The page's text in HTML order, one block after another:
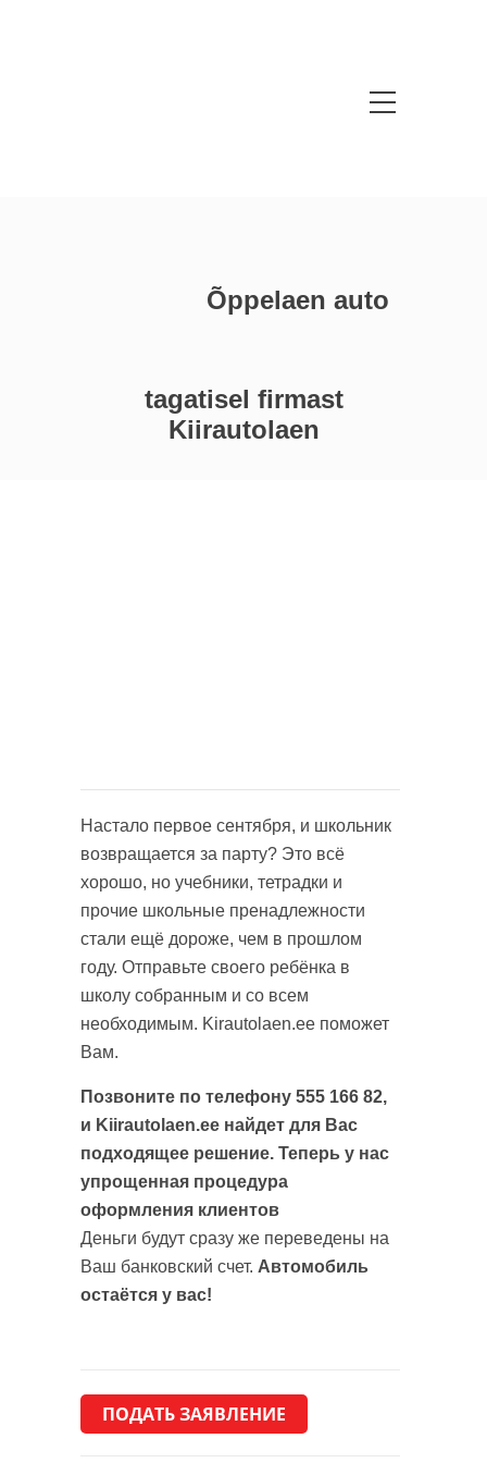
Õppelaen auto
tagatisel firmast
Kiirautolaen
Настало первое сентября, и школьник
возвращается за парту? Это всё
хорошо, но учебники, тетрадки и
прочие школьные пренадлежности
стали ещё дороже, чем в прошлом
году. Отправьте своего ребёнка в
школу собранным и со всем
необходимым. Kirautolaen.ee поможет
Вам.
Позвоните по телефону 555 166 82,
и Kiirautolaen.ee найдет для Вас
подходящее решение. Теперь у нас
упрощенная процедура
оформления клиентов
Деньги будут сразу же переведены на
Ваш банковский счет. Автомобиль
остаётся у вас!
ПОДАТЬ ЗАЯВЛЕНИЕ